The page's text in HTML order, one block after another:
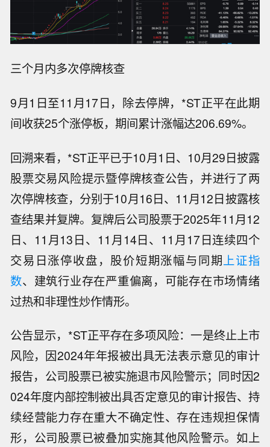
三个月内多次停牌核查
9月1日至11月17日，除去停牌，*ST正平在此期
间收获25个涨停板，期间累计涨幅达206.69%。
回溯来看，*ST正平已于10月1日、10月29日披露
股票交易风险提示暨停牌核查公告，并进行了两
次停牌核查，分别于10月16日、11月12日披露核
查结果并复牌。复牌后公司股票于2025年11月12
日、11月13日、11月14日、11月17日连续四个
交易日涨停收盘，股价短期涨幅与同期上证指
数、建筑行业存在严重偏离，可能存在市场情绪
过热和非理性炒作情形。
公告显示，*ST正平存在多项风险：一是终止上市
风险，因2024年年报被出具无法表示意见的审计
报告，公司股票已被实施退市风险警示；同时因2
024年度内部控制被出具否定意见的审计报告、持
续经营能力存在重大不确定性、存在违规担保情
形，公司股票已被叠加实施其他风险警示。如上